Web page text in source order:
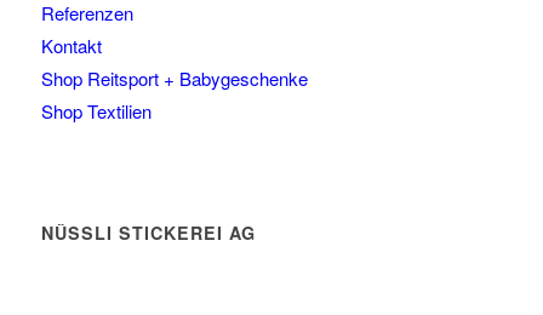
Referenzen
Kontakt
Shop Reitsport + Babygeschenke
Shop Textilien
NÜSSLI STICKEREI AG